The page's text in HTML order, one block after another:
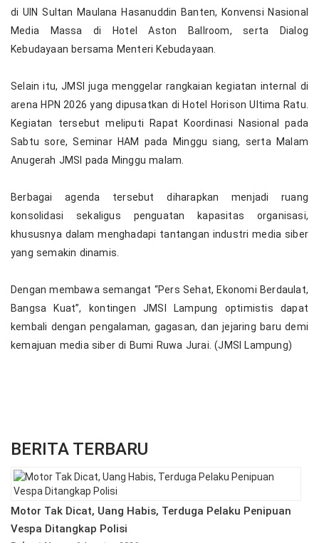
di UIN Sultan Maulana Hasanuddin Banten, Konvensi Nasional
Media Massa di Hotel Aston Ballroom, serta Dialog
Kebudayaan bersama Menteri Kebudayaan.
‎Selain itu, JMSI juga menggelar rangkaian kegiatan internal di
arena HPN 2026 yang dipusatkan di Hotel Horison Ultima Ratu.
Kegiatan tersebut meliputi Rapat Koordinasi Nasional pada
Sabtu sore, Seminar HAM pada Minggu siang, serta Malam
Anugerah JMSI pada Minggu malam.
‎Berbagai agenda tersebut diharapkan menjadi ruang
konsolidasi sekaligus penguatan kapasitas organisasi,
khususnya dalam menghadapi tantangan industri media siber
yang semakin dinamis.
‎Dengan membawa semangat “Pers Sehat, Ekonomi Berdaulat,
Bangsa Kuat”, kontingen JMSI Lampung optimistis dapat
kembali dengan pengalaman, gagasan, dan jejaring baru demi
kemajuan media siber di Bumi Ruwa Jurai. (JMSI Lampung)
BERITA TERBARU
Motor Tak Dicat, Uang Habis, Terduga Pelaku Penipuan
Vespa Ditangkap Polisi